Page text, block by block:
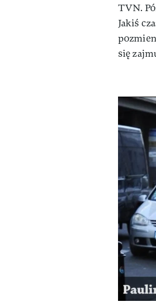
TVN.
Jakiś
się